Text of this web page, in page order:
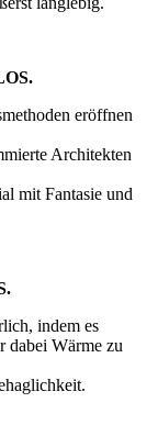
eröffnen
Architekten
mit Fantasie und
indem es
dabei Wärme zu